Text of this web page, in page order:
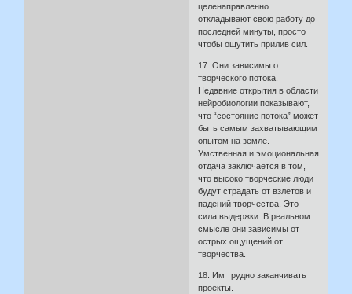
целенаправленно
откладывают свою работу до
последней минуты, просто
чтобы ощутить прилив сил.
17. Они зависимы от
творческого потока.
Недавние открытия в области
нейробиологии показывают,
что “состояние потока” может
быть самым захватывающим
опытом на земле.
Умственная и эмоциональная
отдача заключается в том,
что высоко творческие люди
будут страдать от взлетов и
падений творчества. Это
сила выдержки. В реальном
смысле они зависимы от
острых ощущений от
творчества.
18. Им трудно заканчивать
проекты.